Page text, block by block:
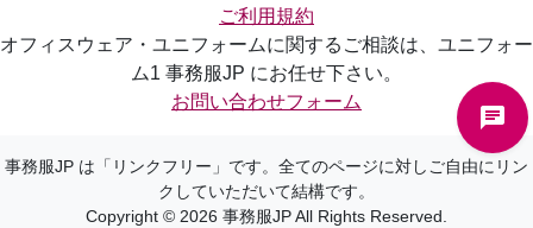
ご利用規約
オフィスウェア・ユニフォームに関するご相談は、ユニフォー
ム1 事務服JP にお任せ下さい。
お問い合わせフォーム
事務服JP は「リンクフリー」です。全てのページに対しご自由にリン
クしていただいて結構です。
Copyright © 2026 事務服JP All Rights Reserved.